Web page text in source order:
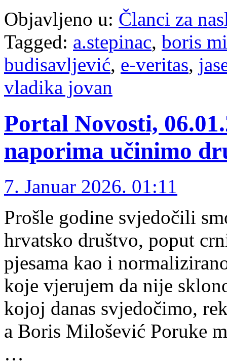
Objavljeno u: Članci za
Tagged: a.stepinac, boris
budisavljević, e-veritas,
vladika jovan
Portal Novosti,
naporima učinimo
7. Januar 2026. 01:11
Prošle godine svjedočili
hrvatsko društvo, poput
pjesama kao i
koje vjerujem da nije
kojoj danas svjedočimo,
a Boris Milošević Poruke
…